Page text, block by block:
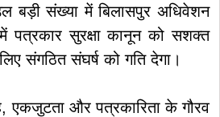
बड़ी संख्या में बिलासपुर अधिवेशन
पत्रकार सुरक्षा कानून को सशक्त
संगठित संघर्ष को गति देगा।
एकजुटता और पत्रकारिता के गौरव